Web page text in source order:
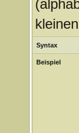
Syntax
Beispiel